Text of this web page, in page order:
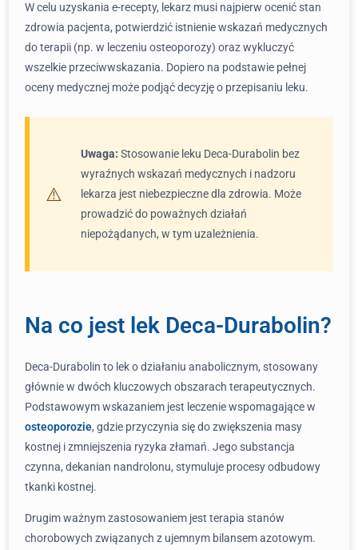
W celu uzyskania e-recepty, lekarz musi najpierw ocenić stan
zdrowia pacjenta, potwierdzić istnienie wskazań medycznych
do terapii (np. w leczeniu osteoporozy) oraz wykluczyć
wszelkie przeciwwskazania. Dopiero na podstawie pełnej
oceny medycznej może podjąć decyzję o przepisaniu leku.
Uwaga: Stosowanie leku Deca-Durabolin bez
wyraźnych wskazań medycznych i nadzoru
lekarza jest niebezpieczne dla zdrowia. Może
prowadzić do poważnych działań
niepożądanych, w tym uzależnienia.
Na co jest lek Deca-Durabolin?
Deca-Durabolin to lek o działaniu anabolicznym, stosowany
głównie w dwóch kluczowych obszarach terapeutycznych.
Podstawowym wskazaniem jest leczenie wspomagające w
osteoporozie, gdzie przyczynia się do zwiększenia masy
kostnej i zmniejszenia ryzyka złamań. Jego substancja
czynna, dekanian nandrolonu, stymuluje procesy odbudowy
tkanki kostnej.
Drugim ważnym zastosowaniem jest terapia stanów
chorobowych związanych z ujemnym bilansem azotowym.